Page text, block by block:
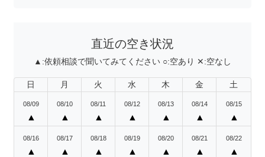
直近の空き状況
▲:依頼相談で聞いてみてください ○:空あり ✕:空なし
日 月 火 水 木 金 土
08/09
▲
08/10
▲
08/11
▲
08/12
▲
08/13
▲
08/14
▲
08/15
▲
08/16
▲
08/17
▲
08/18
▲
08/19
▲
08/20
▲
08/21
▲
08/22
▲